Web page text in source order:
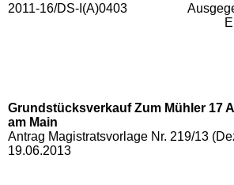
2011-16/DS-I(A)0403
Grundstücksverkauf Zum Mühler 17
am Main
Antrag Magistratsvorlage Nr. 219/13
19.06.2013